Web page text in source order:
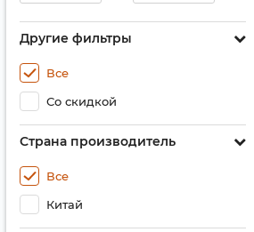
Другие фильтры
Все
Со скидкой
Страна производитель
Все
Китай